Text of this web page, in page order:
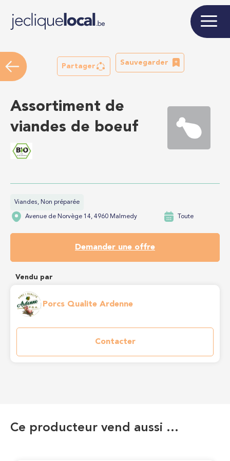
Partager
Sauvegarder
Assortiment de
viandes de boeuf
Viandes, Non préparée
Avenue de Norvège 14, 4960 Malmedy Toute
Demander une offre
Vendu par
Porcs Qualite Ardenne
Contacter
Ce producteur vend aussi …